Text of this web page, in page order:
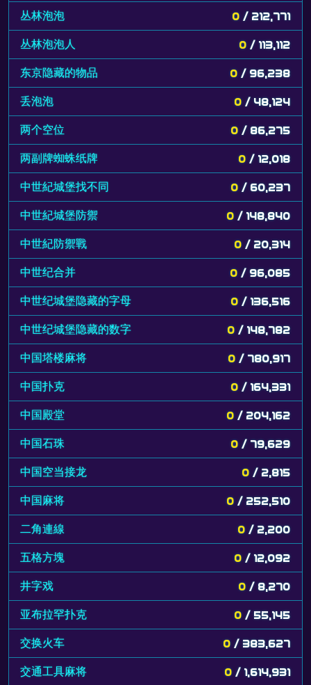
丛林泡泡 0 / 212,771
丛林泡泡人 0 / 113,112
东京隐藏的物品 0 / 96,238
丢泡泡 0 / 48,124
两个空位 0 / 86,275
两副牌蜘蛛纸牌 0 / 12,018
中世紀城堡找不同 0 / 60,237
中世紀城堡防禦 0 / 148,840
中世紀防禦戰 0 / 20,314
中世纪合并 0 / 96,085
中世纪城堡隐藏的字母 0 / 136,516
中世纪城堡隐藏的数字 0 / 148,782
中国塔楼麻将 0 / 780,917
中国扑克 0 / 164,331
中国殿堂 0 / 204,162
中国石珠 0 / 79,629
中国空当接龙 0 / 2,815
中国麻将 0 / 252,510
二角連線 0 / 2,200
五格方塊 0 / 12,092
井字戏 0 / 8,270
亚布拉罕扑克 0 / 55,145
交换火车 0 / 383,627
交通工具麻将 0 / 1,614,931